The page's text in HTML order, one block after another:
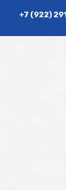
+7 (922)